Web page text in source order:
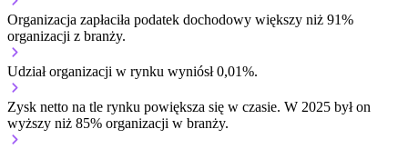
Organizacja zapłaciła podatek dochodowy większy niż 91%
organizacji z branży.
Udział organizacji w rynku wyniósł 0,01%.
Zysk netto na tle rynku powiększa się w czasie. W 2025 był on
wyższy niż 85% organizacji w branży.